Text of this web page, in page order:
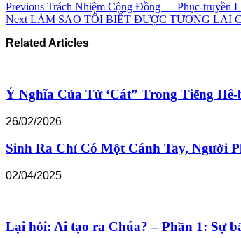
Previous Trách Nhiệm Cộng Đồng — Phục-truyền
Next LÀM SAO TÔI BIẾT ĐƯỢC TƯƠNG LAI
Related Articles
Ý Nghĩa Của Từ ‘Cát” Trong Tiếng
26/02/2026
Sinh Ra Chỉ Có Một Cánh Tay, Người
02/04/2025
Lại hỏi: Ai tạo ra Chúa? – Phần 1: Sự